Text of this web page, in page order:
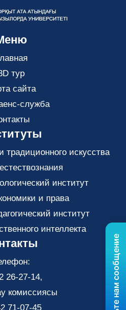
тур
сайта
служба
традиционного искусства
институт
и права
институт
интеллекта
26-27-14,
комиссиясы
71-07-45
Отправьте нам сообщение